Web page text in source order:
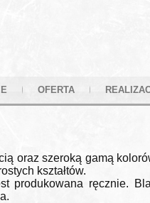
OFERTA
oraz szeroką gamą
kształtów.
produkowana ręcznie.